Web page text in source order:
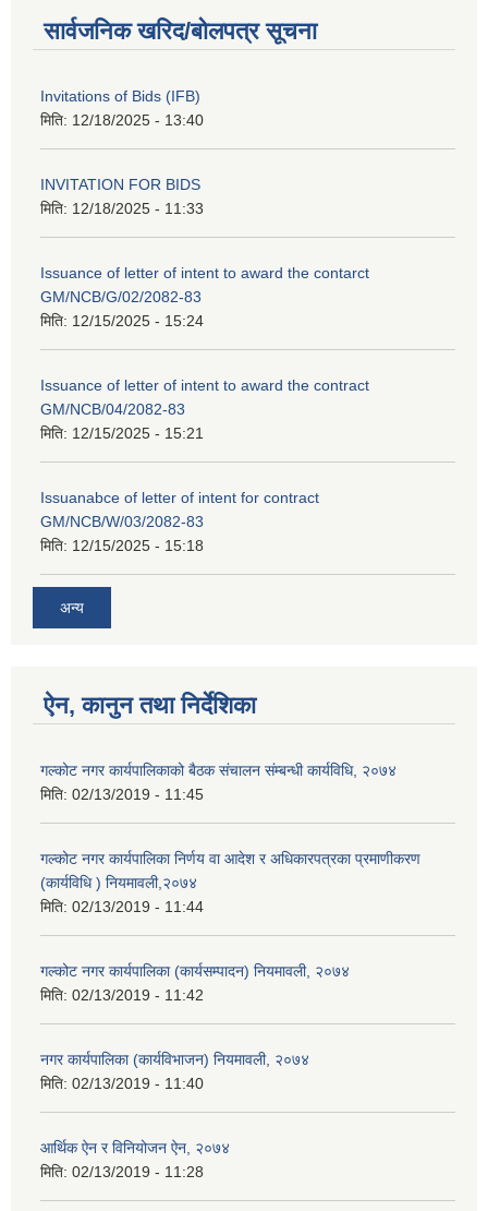
सार्वजनिक खरिद/बोलपत्र सूचना
Invitations of Bids (IFB)
मिति: 12/18/2025 - 13:40
INVITATION FOR BIDS
मिति: 12/18/2025 - 11:33
Issuance of letter of intent to award the contarct
GM/NCB/G/02/2082-83
मिति: 12/15/2025 - 15:24
Issuance of letter of intent to award the contract
GM/NCB/04/2082-83
मिति: 12/15/2025 - 15:21
Issuanabce of letter of intent for contract
GM/NCB/W/03/2082-83
मिति: 12/15/2025 - 15:18
अन्य
ऐन, कानुन तथा निर्देशिका
गल्कोट नगर कार्यपालिकाको बैठक संचालन संम्बन्धी कार्यविधि, २०७४
मिति: 02/13/2019 - 11:45
गल्कोट नगर कार्यपालिका निर्णय वा आदेश र अधिकारपत्रका प्रमाणीकरण
(कार्यविधि ) नियमावली,२०७४
मिति: 02/13/2019 - 11:44
गल्कोट नगर कार्यपालिका (कार्यसम्पादन) नियमावली, २०७४
मिति: 02/13/2019 - 11:42
नगर कार्यपालिका (कार्यविभाजन) नियमावली, २०७४
मिति: 02/13/2019 - 11:40
आर्थिक ऐन र विनियोजन ऐन, २०७४
मिति: 02/13/2019 - 11:28